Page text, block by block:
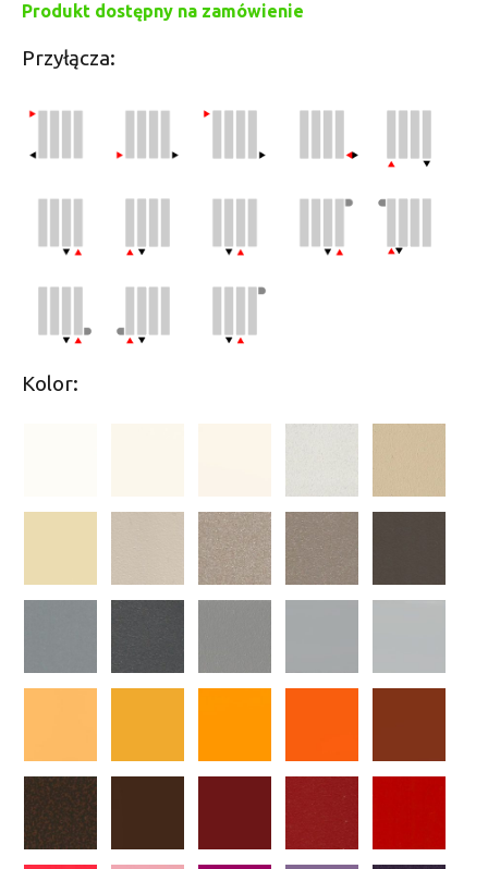
Produkt dostępny na zamówienie
Przyłącza:
Kolor: